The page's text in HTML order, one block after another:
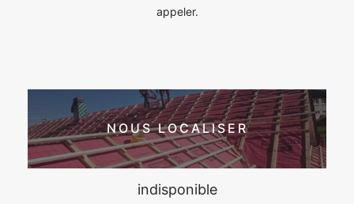
appeler.
NOUS LOCALISER
indisponible